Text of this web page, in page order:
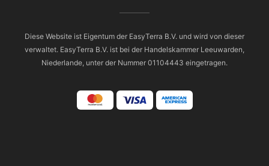
Diese Website ist Eigentum der EasyTerra B.V. und wird von dieser
verwaltet. EasyTerra B.V. ist bei der Handelskammer Leeuwarden,
Niederlande, unter der Nummer 01104443 eingetragen.